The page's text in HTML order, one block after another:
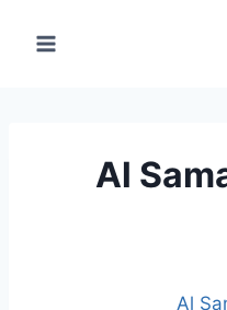
Al